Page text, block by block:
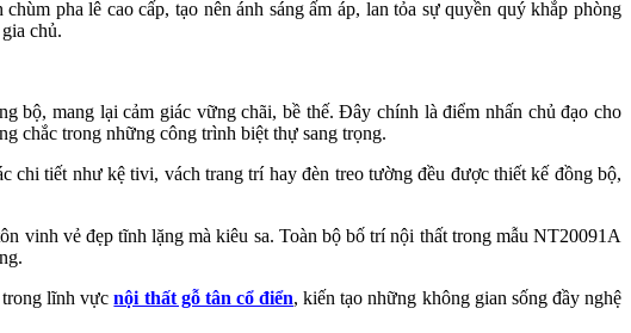
pha lê cao cấp, tạo nên ánh sáng ấm áp, lan tỏa sự quyền quý khắp phòng
chủ.
bộ, mang lại cảm giác vững chãi, bề thế. Đây chính là điểm nhấn chủ đạo cho
chắc trong những công trình biệt thự sang trọng.
chi tiết như kệ tivi, vách trang trí hay đèn treo tường đều được thiết kế đồng bộ,
vinh vẻ đẹp tĩnh lặng mà kiêu sa. Toàn bộ bố trí nội thất trong mẫu NT20091A
trong lĩnh vựcnội thất gỗ tân cổ điển, kiến tạo những không gian sống đầy nghệ